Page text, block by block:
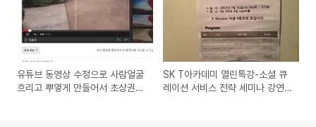
유튜브 동영상 수정으로 사람얼굴
흐리고 뿌옇게 만들어서 초상권을
SK T아카데미 열린특강-소셜 큐
레이션 서비스 전략 세미나 강연